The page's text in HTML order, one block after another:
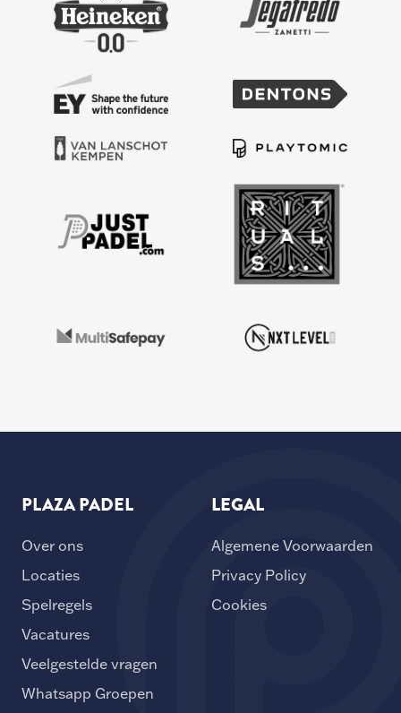
PLAZA PADEL
Over ons
Locaties
Spelregels
Vacatures
Veelgestelde vragen
Whatsapp Groepen
LEGAL
Algemene Voorwaarden
Privacy Policy
Cookies